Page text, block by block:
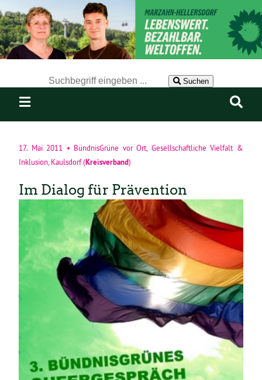
Suchen
17. Mai 2011 • BündnisGrüne vor Ort, Gesellschaftliche Vielfalt &
Inklusion,Kaulsdorf(Kreisverband)
Im Dialog für Prävention